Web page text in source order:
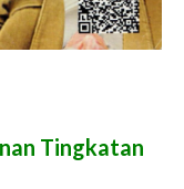
Tingkatan